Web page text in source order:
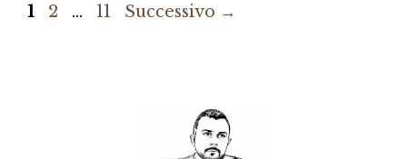
Pagina
1 Pagina
2 … Pagina
11 Successivo →